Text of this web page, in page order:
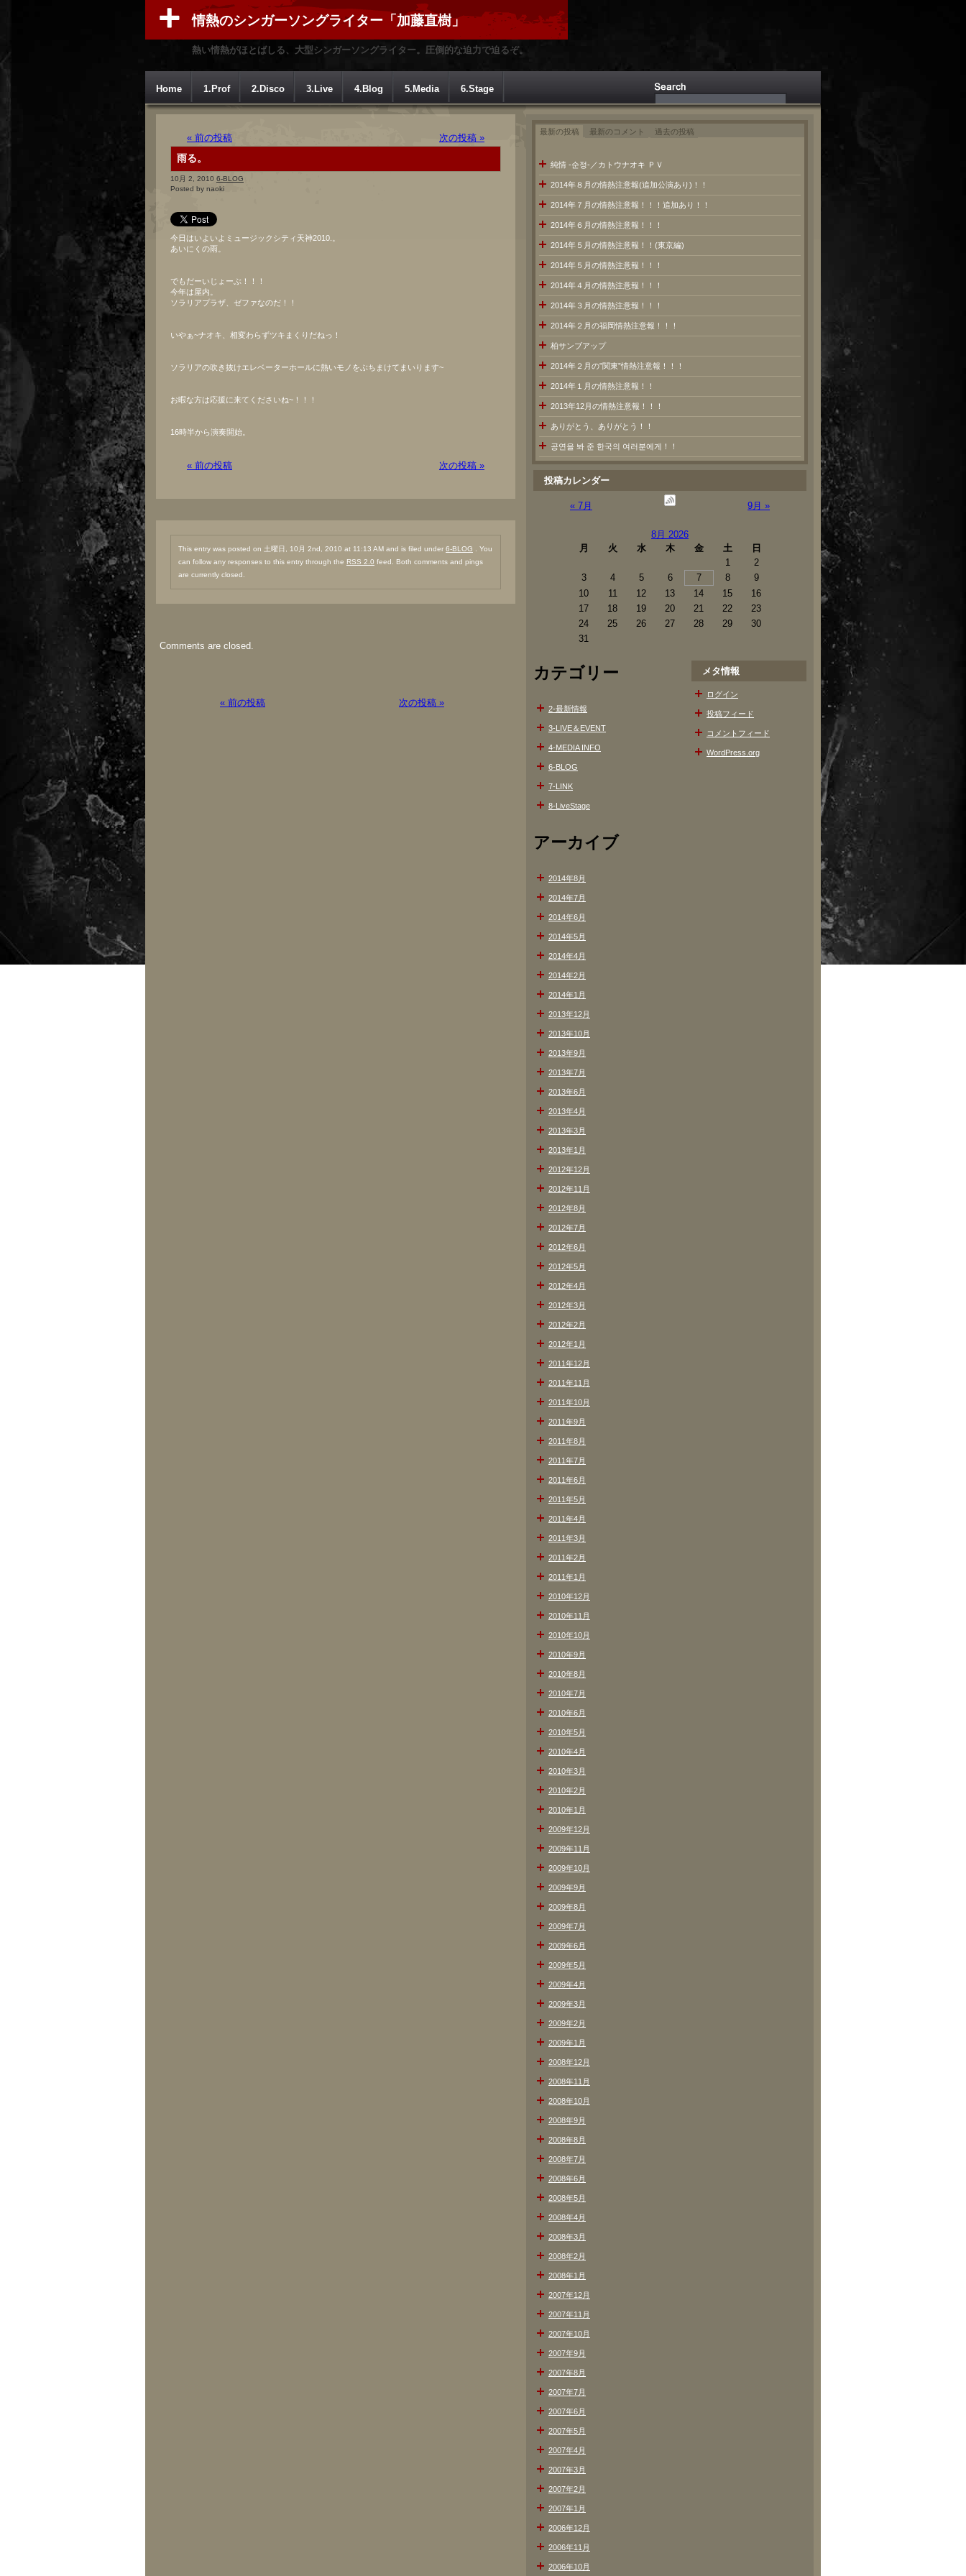
情熱のシンガーソングライター「加藤直樹」
熱い情熱がほとばしる、大型シンガーソングライター。圧倒的な迫力で迫るぞ。
Home 1.Prof 2.Disco 3.Live 4.Blog 5.Media 6.Stage
« 前の投稿 次の投稿 »
雨る。
10月 2, 2010 6-BLOG
Posted by naoki
今日はいよいよミュージックシティ天神2010.。
あいにくの雨。
でもだーいじょーぶ！！！
今年は屋内。
ソラリアプラザ、ゼファなのだ！！
いやぁ~ナオキ、相変わらずツキまくりだねっ！
ソラリアの吹き抜けエレベーターホールに熱いモノをぶちまけてまいります~
お暇な方は応援に来てくださいね~！！！
16時半から演奏開始。
« 前の投稿 次の投稿 »
This entry was posted on 土曜日, 10月 2nd, 2010 at 11:13 AM and is filed under 6-BLOG . You
can follow any responses to this entry through the RSS 2.0 feed. Both comments and pings
are currently closed.
Comments are closed.
« 前の投稿 次の投稿 »
最新の投稿 最新のコメント 過去の投稿
純情 -순정-／カトウナオキ ＰＶ
2014年８月の情熱注意報(追加公演あり)！！
2014年７月の情熱注意報！！！追加あり！！
2014年６月の情熱注意報！！！
2014年５月の情熱注意報！！(東京編)
2014年５月の情熱注意報！！！
2014年４月の情熱注意報！！！
2014年３月の情熱注意報！！！
2014年２月の福岡情熱注意報！！！
柏サンブアップ
2014年２月の”関東”情熱注意報！！！
2014年１月の情熱注意報！！
2013年12月の情熱注意報！！！
ありがとう、ありがとう！！
공연을 봐 준 한국의 여러분에게！！
投稿カレンダー
« 7月 9月 »
8月 2026
月
火 水 木 金 土
日
1
2
3
4 5 6 7 8
9
10
11 12 13 14 15
16
17
18 19 20 21 22
23
24
25 26 27 28 29
30
31
カテゴリー
2-最新情報
3-LIVE＆EVENT
4-MEDIA INFO
6-BLOG
7-LINK
8-LiveStage
アーカイブ
2014年8月
2014年7月
2014年6月
2014年5月
2014年4月
2014年2月
2014年1月
2013年12月
2013年10月
2013年9月
2013年7月
2013年6月
2013年4月
2013年3月
2013年1月
2012年12月
2012年11月
2012年8月
2012年7月
2012年6月
2012年5月
2012年4月
2012年3月
2012年2月
2012年1月
2011年12月
2011年11月
2011年10月
2011年9月
2011年8月
2011年7月
2011年6月
2011年5月
2011年4月
2011年3月
2011年2月
2011年1月
2010年12月
2010年11月
2010年10月
2010年9月
2010年8月
2010年7月
2010年6月
2010年5月
2010年4月
2010年3月
2010年2月
2010年1月
2009年12月
2009年11月
2009年10月
2009年9月
2009年8月
2009年7月
2009年6月
2009年5月
2009年4月
2009年3月
2009年2月
2009年1月
2008年12月
2008年11月
2008年10月
2008年9月
2008年8月
2008年7月
2008年6月
2008年5月
2008年4月
2008年3月
2008年2月
2008年1月
2007年12月
2007年11月
2007年10月
2007年9月
2007年8月
2007年7月
2007年6月
2007年5月
2007年4月
2007年3月
2007年2月
2007年1月
2006年12月
2006年11月
2006年10月
メタ情報
ログイン
投稿フィード
コメントフィード
WordPress.org